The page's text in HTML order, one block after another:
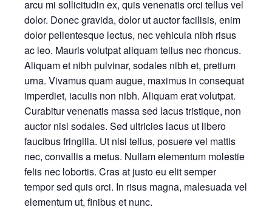
arcu mi sollicitudin ex, quis venenatis orci tellus vel
dolor. Donec gravida, dolor ut auctor facilisis, enim
dolor pellentesque lectus, nec vehicula nibh risus
ac leo. Mauris volutpat aliquam tellus nec rhoncus.
Aliquam et nibh pulvinar, sodales nibh et, pretium
urna. Vivamus quam augue, maximus in consequat
imperdiet, iaculis non nibh. Aliquam erat volutpat.
Curabitur venenatis massa sed lacus tristique, non
auctor nisl sodales. Sed ultricies lacus ut libero
faucibus fringilla. Ut nisi tellus, posuere vel mattis
nec, convallis a metus. Nullam elementum molestie
felis nec lobortis. Cras at justo eu elit semper
tempor sed quis orci. In risus magna, malesuada vel
elementum ut, finibus et nunc.